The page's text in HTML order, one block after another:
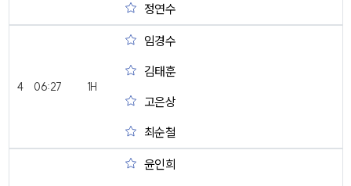
정연수
4 06:27 1H
임경수
김태훈
고은상
최순철
윤인희